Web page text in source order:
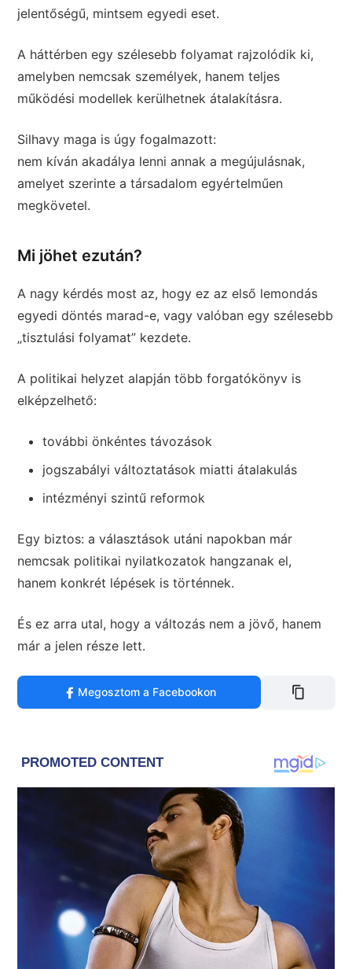
jelentőségű, mintsem egyedi eset.
A háttérben egy szélesebb folyamat rajzolódik ki,
amelyben nemcsak személyek, hanem teljes
működési modellek kerülhetnek átalakításra.
Silhavy maga is úgy fogalmazott:
nem kíván akadálya lenni annak a megújulásnak,
amelyet szerinte a társadalom egyértelműen
megkövetel.
Mi jöhet ezután?
A nagy kérdés most az, hogy ez az első lemondás
egyedi döntés marad-e, vagy valóban egy szélesebb
„tisztulási folyamat” kezdete.
A politikai helyzet alapján több forgatókönyv is
elképzelhető:
további önkéntes távozások
jogszabályi változtatások miatti átalakulás
intézményi szintű reformok
Egy biztos: a választások utáni napokban már
nemcsak politikai nyilatkozatok hangzanak el,
hanem konkrét lépések is történnek.
És ez arra utal, hogy a változás nem a jövő, hanem
már a jelen része lett.
Megosztom a Facebookon